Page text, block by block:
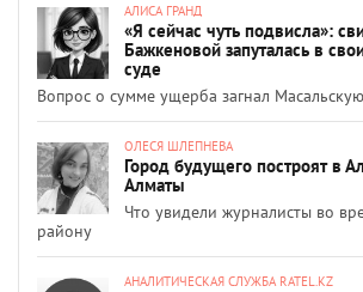
АЛИСА ГРАНД
«Я сейчас чуть подвисла»:
Бажкеновой запуталась в
суде
Вопрос о сумме ущерба загнал
ОЛЕСЯ ШЛЕПНЕВА
Город будущего построят в
Алматы
Что увидели журналисты во
району
АНАЛИТИЧЕСКАЯ СЛУЖБА RATEL.KZ